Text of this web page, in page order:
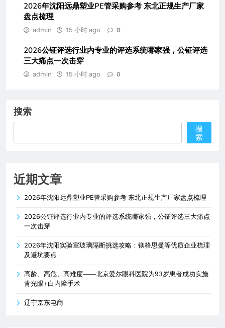
2026年沈阳远鼎塑业PE管采购参考 东北正规生产厂家
盘点梳理
admin 15 小时 ago 0
2026公钲评选行业内专业的评选系统哪家强，公钲评选
三大痛点一次击穿
admin 15 小时 ago 0
搜索
搜
索
近期文章
2026年沈阳远鼎塑业PE管采购参考 东北正规生产厂家盘点梳理
2026公钲评选行业内专业的评选系统哪家强，公钲评选三大痛点
一次击穿
2026年沈阳实验室玻璃隔断挑选攻略：镁格思曼等优质企业梳理
及避坑要点
高龄、高危、高难度——北京爱尔眼科医院为93岁患者成功实施
青光眼+白内障手术
辽宁京东电商